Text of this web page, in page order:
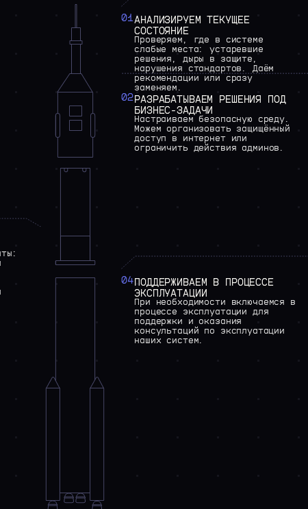
01АНАЛИЗИРУЕМ
ТЕКУЩЕЕ
СОСТОЯНИЕ
Проверяем, где в
системе
слабые
места:
устаревшие
решения,
дыры в
защите,
нарушения
стандартов.
Даём
рекомендации
или
сразу
заменяем.
02 РАЗРАБАТЫВАЕМ РЕШЕНИЯ
ПОД
БИЗНЕС-ЗАДАЧИ
Настраиваем безопасную
среду.
Можем
организовать
защищённый
доступ
в интернет
или
ограничить
действия админов.
04 ПОДДЕРЖИВАЕМ В
ПРОЦЕССЕ
ЭКСПЛУАТАЦИИ
При необходимости включаемся
в
процессе
эксплуатации
для
поддержки
и
оказания
консультаций
по
эксплуатации
наших
систем.